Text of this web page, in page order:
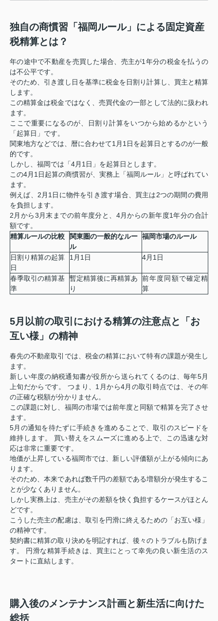
独自の商慣習「福岡ルール」による固定資産
税精算とは？
年の途中で不動産を売買した場合、売主が1年分の税金を払うの
は不公平です。
そのため、引き渡し日を基準に税金を日割り計算し、買主と精算
します。
この精算金は税金ではなく、売買代金の一部として法的に扱われ
ます。
ここで重要になるのが、日割り計算をいつから始めるかという
「起算日」です。
関東地方などでは、暦に合わせて1月1日を起算日とするのが一般
的です。
しかし、福岡では「4月1日」を起算日とします。
この4月1日起算の商慣習が、実務上「福岡ルール」と呼ばれてい
ます。
例えば、2月1日に物件を引き渡す場合、買主は2つの期間の費用
を負担します。
2月から3月末までの前年度分と、4月からの新年度1年分の合計
額です。
精算ルールの比較
関東圏の一般的なルー
ル
福岡市場のルール
日割り精算の起算
日
1月1日 4月1日
春季取引の精算基
準
暫定精算後に再精算あ
り
前年度同額で確定精
算
5月以前の取引における精算の注意点と「お
互い様」の精神
春先の不動産取引では、税金の精算において特有の課題が発生し
ます。
新しい年度の納税通知書が役所から送られてくるのは、毎年5月
上旬だからです。 つまり、1月から4月の取引時点では、その年
の正確な税額が分かりません。
この課題に対し、福岡の市場では前年度と同額で精算を完了させ
ます。
5月の通知を待たずに手続きを進めることで、取引のスピードを
維持します。 買い替えをスムーズに進める上で、この迅速な対
応は非常に重要です。
地価が上昇している福岡市では、新しい評価額が上がる傾向にあ
ります。
そのため、本来であれば数千円の差額である増額分が発生するこ
とが少なくありません。
しかし実務上は、売主がその差額を快く負担するケースがほとん
どです。
こうした売主の配慮は、取引を円滑に終えるための「お互い様」
の精神です。
契約書に精算の取り決めを明記すれば、後々のトラブルも防げま
す。 円滑な精算手続きは、買主にとって幸先の良い新生活のス
タートに直結します。
購入後のメンテナンス計画と新生活に向けた
総括